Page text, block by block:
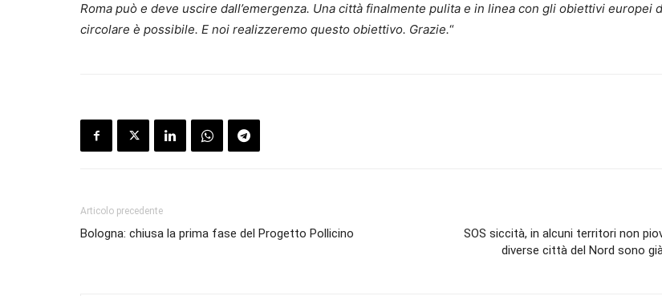
Roma può e deve uscire dall’emergenza. Una città finalmente pulita e in linea con gli obiettivi europei
circolare è possibile. E noi realizzeremo questo obiettivo. Grazie.“
Articolo precedente
Bologna: chiusa la prima fase del Progetto Pollicino
SOS siccità, in alcuni territori non
diverse città del Nord sono